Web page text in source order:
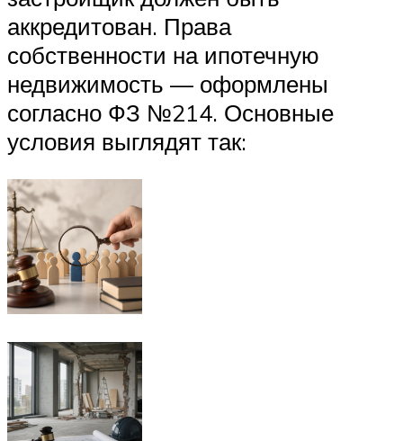
аккредитован. Права
собственности на ипотечную
недвижимость — оформлены
согласно ФЗ №214. Основные
условия выглядят так: